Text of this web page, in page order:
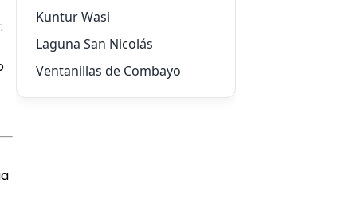
Kuntur Wasi
Laguna San Nicolás
Ventanillas de Combayo